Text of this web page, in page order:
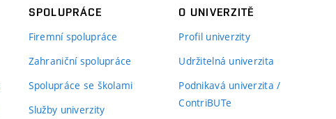
SPOLUPRÁCE
Firemní spolupráce
Zahraniční spolupráce
Spolupráce se školami
Služby univerzity
O UNIVERZITĚ
Profil univerzity
Udržitelná univerzita
Podnikavá univerzita /
ContriBUTe